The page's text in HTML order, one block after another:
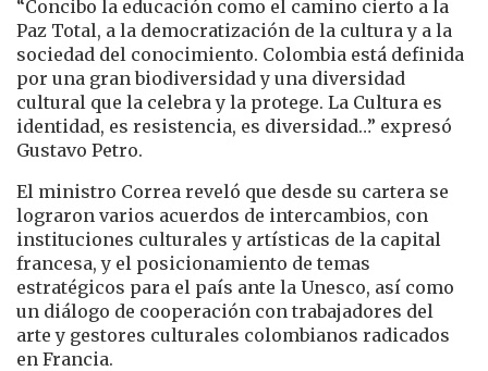
“Concibo la educación como el camino cierto a la
Paz Total, a la democratización de la cultura y a la
sociedad del conocimiento. Colombia está definida
por una gran biodiversidad y una diversidad
cultural que la celebra y la protege. La Cultura es
identidad, es resistencia, es diversidad…” expresó
Gustavo Petro.
El ministro Correa reveló que desde su cartera se
lograron varios acuerdos de intercambios, con
instituciones culturales y artísticas de la capital
francesa, y el posicionamiento de temas
estratégicos para el país ante la Unesco, así como
un diálogo de cooperación con trabajadores del
arte y gestores culturales colombianos radicados
en Francia.